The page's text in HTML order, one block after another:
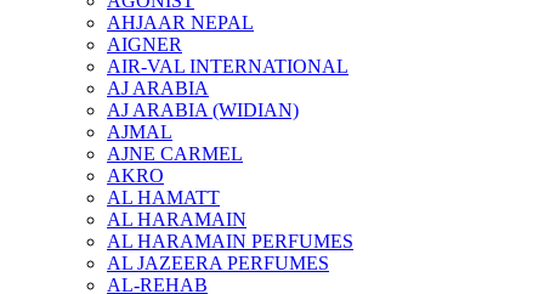
AHJAAR NEPAL
AIGNER
AIR-VAL INTERNATIONAL
AJ ARABIA
AJ ARABIA (WIDIAN)
AJMAL
AJNE CARMEL
AKRO
AL HAMATT
AL HARAMAIN
AL HARAMAIN PERFUMES
AL JAZEERA PERFUMES
AL-REHAB